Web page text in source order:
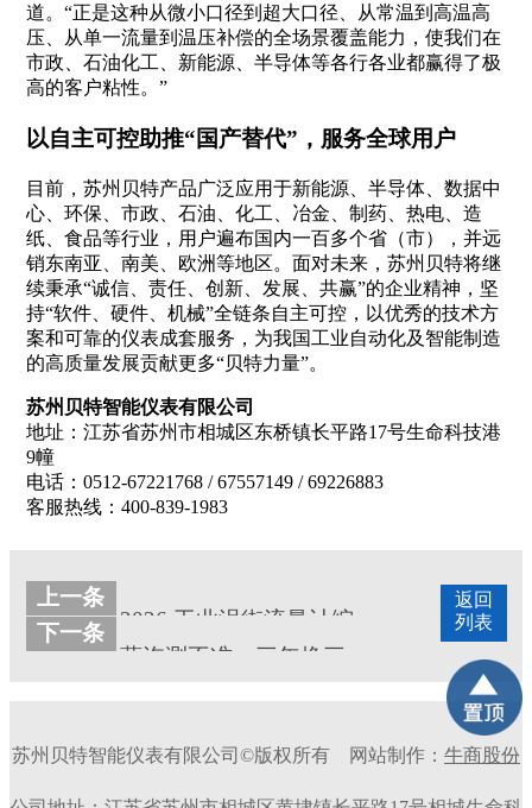
道。“正是这种从微小口径到超大口径、从常温到高温高
压、从单一流量到温压补偿的全场景覆盖能力，使我们在
市政、石油化工、新能源、半导体等各行各业都赢得了极
高的客户粘性。”
以自主可控助推“国产替代”，服务全球用户
目前，苏州贝特产品广泛应用于新能源、半导体、数据中
心、环保、市政、石油、化工、冶金、制药、热电、造
纸、食品等行业，用户遍布国内一百多个省（市），并远
销东南亚、南美、欧洲等地区。面对未来，苏州贝特将继
续秉承“诚信、责任、创新、发展、共赢”的企业精神，坚
持“软件、硬件、机械”全链条自主可控，以优秀的技术方
案和可靠的仪表成套服务，为我国工业自动化及智能制造
的高质量发展贡献更多“贝特力量”。
苏州贝特智能仪表有限公司
地址：江苏省苏州市相城区东桥镇长平路17号生命科技港
9幢
电话：0512-67221768 / 67557149 / 69226883
客服热线：400-839-1983
返回
列表
上一条
下一条
苏州贝特智能仪表有限公司©版权所有 网站制作： 牛商股份